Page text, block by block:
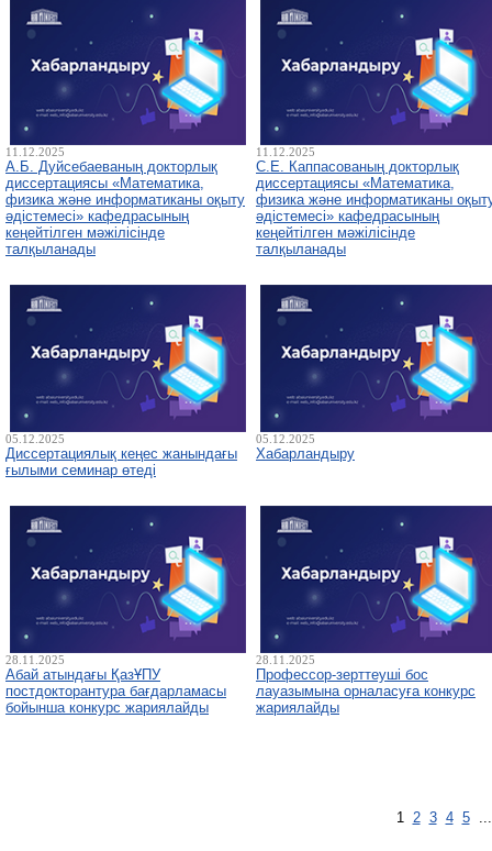
11.12.2025
А.Б. Дуйсебаеваның докторлық
диссертациясы «Математика,
физика және информатиканы оқыту
әдістемесі» кафедрасының
кеңейтілген мәжілісінде
талқыланады
11.12.2025
С.Е. Каппасованың докторлық
диссертациясы «Математика,
физика және информатиканы
әдістемесі» кафедрасының
кеңейтілген мәжілісінде
талқыланады
05.12.2025
Диссертациялық кеңес жанындағы
ғылыми семинар өтеді
05.12.2025
Хабарландыру
28.11.2025
Абай атындағы ҚазҰПУ
постдокторантура бағдарламасы
бойынша конкурс жариялайды
28.11.2025
Профессор-зерттеуші бос
лауазымына орналасуға конкурс
жариялайды
1 2 3 4 5